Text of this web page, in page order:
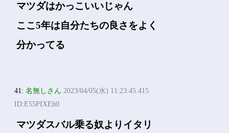
マツダはかっこいいじゃん
ここ5年は自分たちの良さをよく
分かってる
41:名無しさん 2023/04/05(水) 11:23:45.415
ID:E55PIXEh0
マツダスバル乗る奴よりイタリ